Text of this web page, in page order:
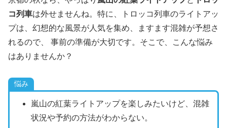
コ列車は外せませんね。特に、トロッコ列車のライトアッ
プは、幻想的な風景が人気を集め、ますます混雑が予想さ
れるので、 事前の準備が大切です。そこで、こんな悩み
はありませんか？
悩み
嵐山の紅葉ライトアップを楽しみたいけど、混雑
状況や予約の方法がわからない。